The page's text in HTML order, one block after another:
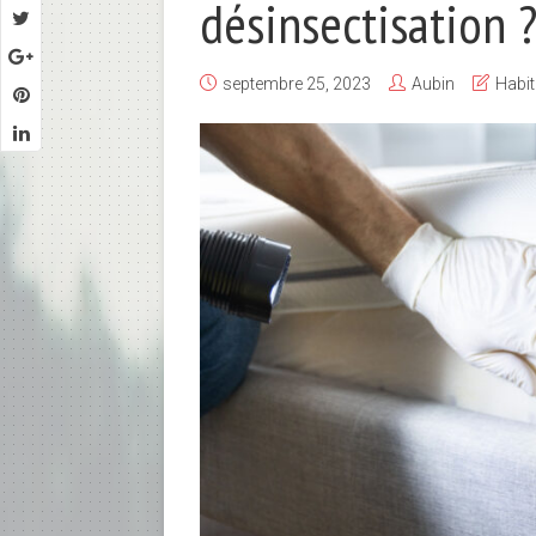
désinsectisation ?
septembre 25, 2023 Aubin